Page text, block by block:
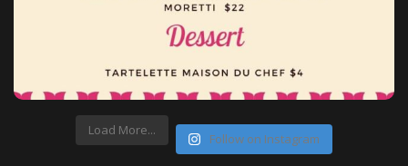
Load More...
Follow on Instagram